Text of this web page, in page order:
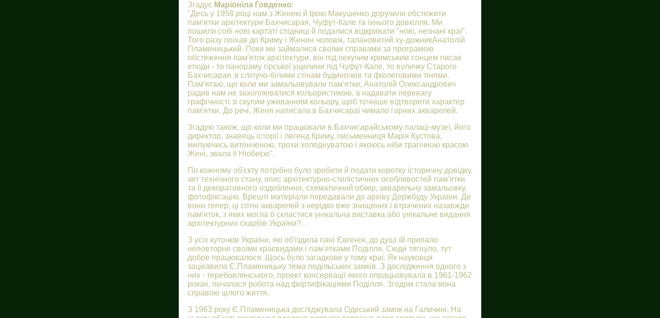
Згадує Маріоніла Говденко:
"Десь у 1958 році нам з Женею й Ірою Макушенко доручили обстежити
пам'ятки архітектури Бахчисарая, Чуфут-Кале та їхнього довкілля. Ми
пошили собі нові картаті спідниці й подалися відкривати "нові, незнані краї".
Того разу поїхав до Криму і Женин чоловік, талановитий ху-дожникАнатолій
Пламеницький. Поки ми займалися своїми справами за програмою
обстеження пам'яток архітектури, він під пекучим кримським сонцем писав
етюди - то панораму гірської ущелини під Чуфут-Кале, то вуличку Старого
Бахчисарая зі сліпучо-білими стінам будиночків та фіолетовими тінями.
Пам'ятаю, що коли ми замальовували пам'ятки, Анатолій Олександрович
радив нам не захоплюватися кольористикою, а надавати перевагу
графічності зі скупим уживанням кольору, щоб точніше відтворити характер
пам'ятки. До речі, Женя написала в Бахчисараї чимало гарних акварелей.
Згадую також, що коли ми працювали в Бахчисарайському палаці-музеї, його
директор, знавець історії і легенд Криму, письменниця Марія Кустова,
милуючись витонченою, трохи холоднуватою і якоюсь ніби трагічною красою
Жені, звала її Ніобеєю".
По кожному об'єкту потрібно було зробити й подати коротку історичну довідку,
акт технічного стану, опис архітектурно-стилістичних особливостей пам'ятки
та її декоративного оздоблення, схематичний обмір, акварельну замальовку,
фотофіксацію. Врешті матеріали передавали до архіву Держбуду України. Де
вони тепер, ці сотні акварелей з нерідко вже знищених і втрачених назавжди
пам'яток, з яких могла б скластися унікальна виставка або унікальне видання
архітектурних скарбів України?..
З усіх куточків України, які об'їздила пані Євгенія, до душі їй припало
неповторне своїми краєвидами і пам'ятками Поділля. Сюди тягнуло, тут
добре працювалося. Щось було загадкове у тому краї. Як науковця
зацікавила Є.Пламеницьку тема подільських замків. З дослідження одного з
них - теребовлянського, проект консервації якого опрацьовувала в 1961-1962
роках, почалася робота над фортифікаціями Поділля. Згодом стала вона
справою цілого життя.
З 1963 року Є.Пламеницька досліджувала Одеський замок на Галичині. На